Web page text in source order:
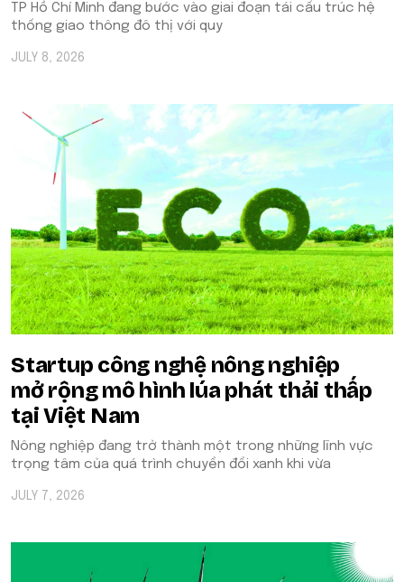
TP Hồ Chí Minh đang bước vào giai đoạn tái cấu trúc hệ
thống giao thông đô thị với quy
JULY 8, 2026
Startup công nghệ nông nghiệp
mở rộng mô hình lúa phát thải thấp
tại Việt Nam
Nông nghiệp đang trở thành một trong những lĩnh vực
trọng tâm của quá trình chuyển đổi xanh khi vừa
JULY 7, 2026